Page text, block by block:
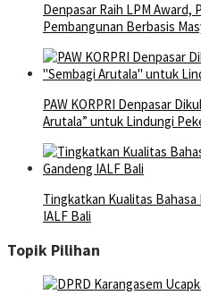
Denpasar Raih LPM Award,
Pembangunan Berbasis
PAW KORPRI Denpasar
Arutala” untuk Lindungi
Tingkatkan Kualitas
IALF Bali
Topik Pilihan